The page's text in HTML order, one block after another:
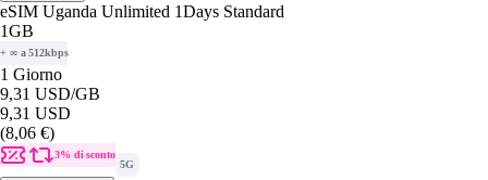
eSIM Uganda Unlimited 1Days Standard
1GB
+ ∞ a 512kbps
1 Giorno
9,31 USD/GB
9,31 USD
(8,06 €)
3% di sconto
5G